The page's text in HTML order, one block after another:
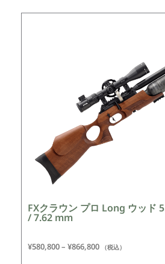
FXクラウン プロ Long ウッド
/ 7.62 mm
¥580,800– ¥866,800 （税込）